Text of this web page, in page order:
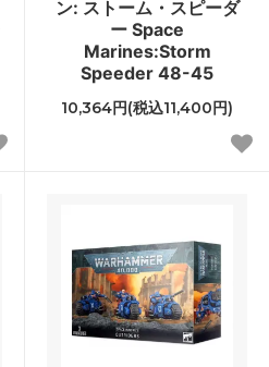
ン: ストーム・スピーダ
ー Space
Marines:Storm
Speeder 48-45
10,364円(税込11,400円)